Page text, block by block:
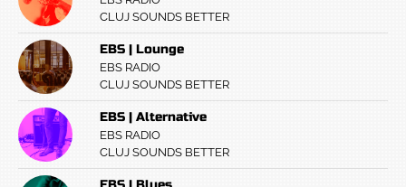
CLUJ SOUNDS BETTER
EBS | Lounge
EBS RADIO
CLUJ SOUNDS BETTER
EBS | Alternative
EBS RADIO
CLUJ SOUNDS BETTER